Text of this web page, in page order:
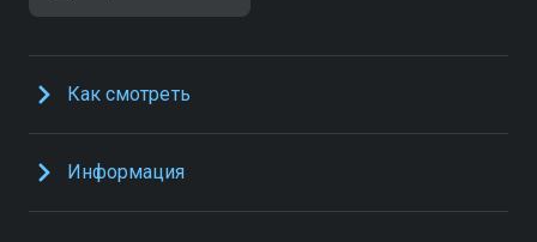
Как смотреть
Информация